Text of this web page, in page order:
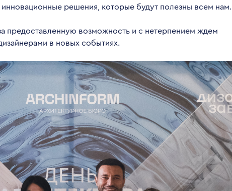
инновационные решения, которые будут полезны всем нам.
предоставленную возможность и с нетерпением ждем
в новых событиях.